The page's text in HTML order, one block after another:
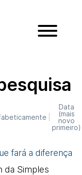
Data
(mais
novo
primeiro)
fará a diferença
da Simples